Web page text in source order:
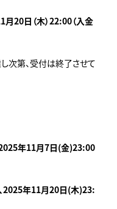
20日（木）22:00（入金
次第、受付は終了させて
年11月7日(金)23:00
2025年11月20日(木)23: